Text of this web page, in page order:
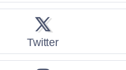
Twitter